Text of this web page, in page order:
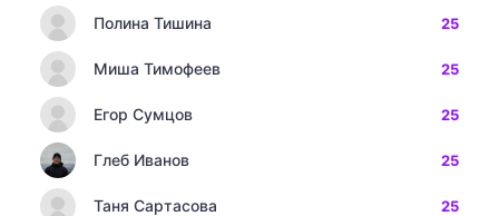
Полина Тишина 25
Миша Тимофеев 25
Егор Сумцов 25
Глеб Иванов 25
Таня Сартасова 25